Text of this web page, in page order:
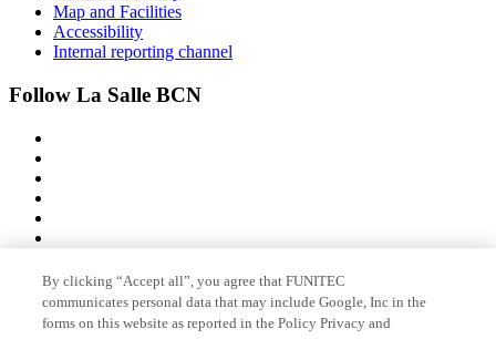
Map and Facilities
Accessibility
Internal reporting channel
Follow La Salle BCN
Member of
By clicking “Accept all”, you agree that FUNITEC
communicates personal data that may include Google, Inc in the
forms on this website as reported in the Policy Privacy and